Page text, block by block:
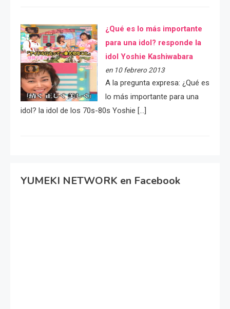
¿Qué es lo más importante
para una idol? responde la
idol Yoshie Kashiwabara
en 10 febrero 2013
A la pregunta expresa: ¿Qué es
lo más importante para una
idol? la idol de los 70s-80s Yoshie […]
YUMEKI NETWORK en Facebook